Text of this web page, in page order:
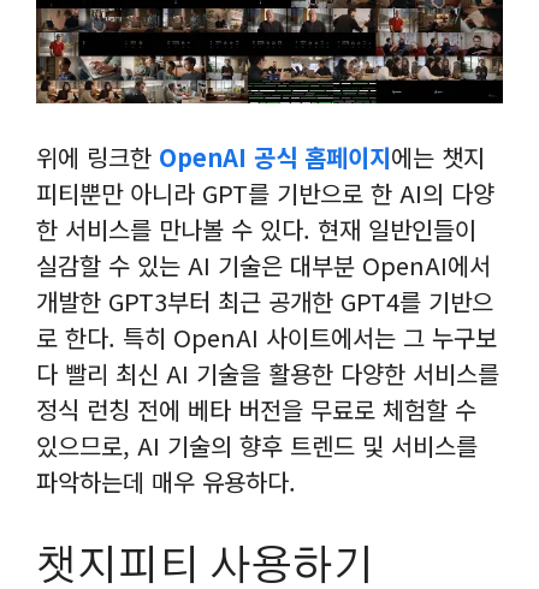
위에 링크한 OpenAI 공식 홈페이지에는 챗지
피티뿐만 아니라 GPT를 기반으로 한 AI의 다양
한 서비스를 만나볼 수 있다. 현재 일반인들이
실감할 수 있는 AI 기술은 대부분 OpenAI에서
개발한 GPT3부터 최근 공개한 GPT4를 기반으
로 한다. 특히 OpenAI 사이트에서는 그 누구보
다 빨리 최신 AI 기술을 활용한 다양한 서비스를
정식 런칭 전에 베타 버전을 무료로 체험할 수
있으므로, AI 기술의 향후 트렌드 및 서비스를
파악하는데 매우 유용하다.
챗지피티 사용하기